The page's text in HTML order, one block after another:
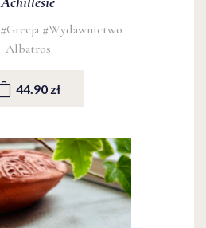
#Grecja #Wydawnictwo
Albatros
44.90 zł